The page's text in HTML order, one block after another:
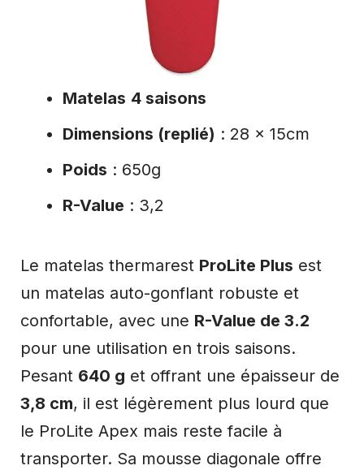
Matelas 4 saisons
Dimensions (replié) : 28 x 15cm
Poids : 650g
R-Value : 3,2
Le matelas thermarest ProLite Plus est
un matelas auto-gonflant robuste et
confortable, avec une R-Value de 3.2
pour une utilisation en trois saisons.
Pesant 640 g et offrant une épaisseur de
3,8 cm, il est légèrement plus lourd que
le ProLite Apex mais reste facile à
transporter. Sa mousse diagonale offre